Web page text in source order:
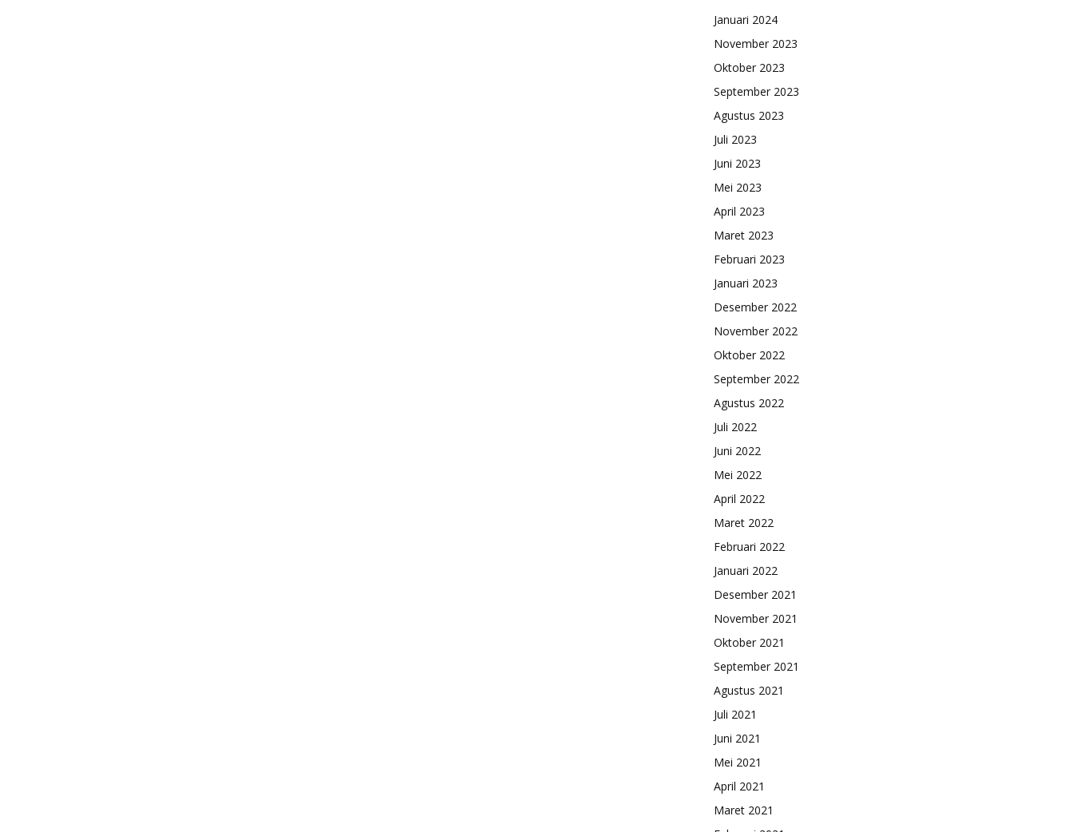
Januari 2024
November 2023
Oktober 2023
September 2023
Agustus 2023
Juli 2023
Juni 2023
Mei 2023
April 2023
Maret 2023
Februari 2023
Januari 2023
Desember 2022
November 2022
Oktober 2022
September 2022
Agustus 2022
Juli 2022
Juni 2022
Mei 2022
April 2022
Maret 2022
Februari 2022
Januari 2022
Desember 2021
November 2021
Oktober 2021
September 2021
Agustus 2021
Juli 2021
Juni 2021
Mei 2021
April 2021
Maret 2021